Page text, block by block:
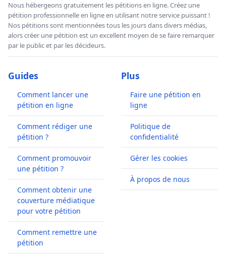
Nous hébergeons gratuitement les pétitions en ligne. Créez une
pétition professionnelle en ligne en utilisant notre service puissant !
Nos pétitions sont mentionnées tous les jours dans divers médias,
alors créer une pétition est un excellent moyen de se faire remarquer
par le public et par les décideurs.
Guides
Comment lancer une
pétition en ligne
Comment rédiger une
pétition ?
Comment promouvoir
une pétition ?
Comment obtenir une
couverture médiatique
pour votre pétition
Comment remettre une
pétition
Plus
Faire une pétition en
ligne
Politique de
confidentialité
Gérer les cookies
À propos de nous